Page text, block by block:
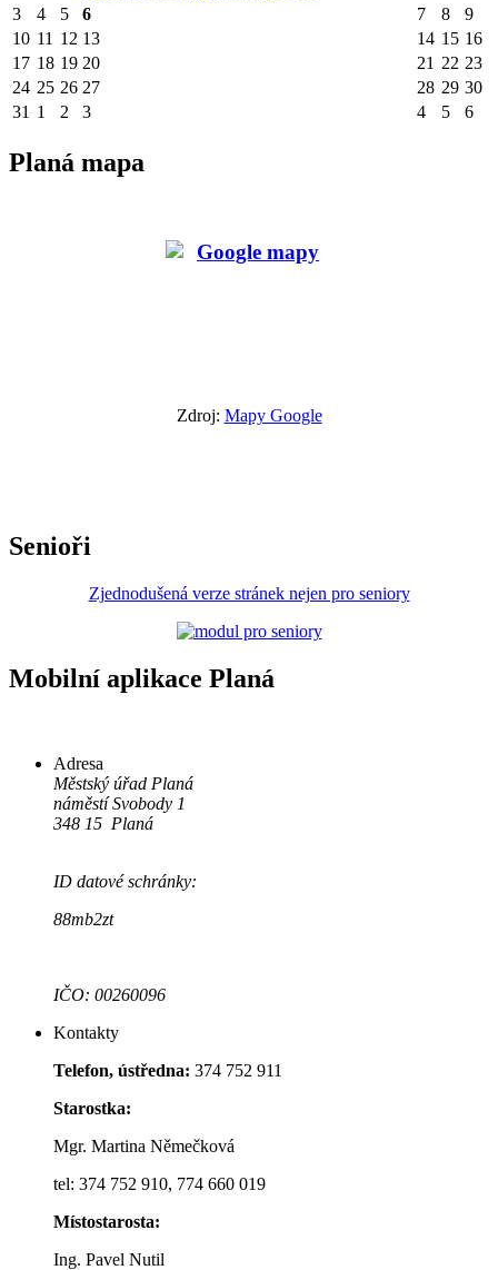
3 4 5 6 7 8
9
10 11 12 13 14 15 16
17 18 19 20 21 22 23
24 25 26 27 28 29 30
31 1 2 3 4 5 6
Planá mapa
Zdroj: Mapy Google
Senioři
Zjednodušená verze stránek nejen pro seniory
Mobilní aplikace Planá
Adresa
Městský úřad Planá
náměstí Svobody 1
348 15 Planá
ID datové schránky:
88mb2zt
IČO: 00260096
Kontakty
Telefon, ústředna: 374 752 911
Starostka:
Mgr. Martina Němečková
tel: 374 752 910, 774 660 019
Místostarosta:
Ing. Pavel Nutil